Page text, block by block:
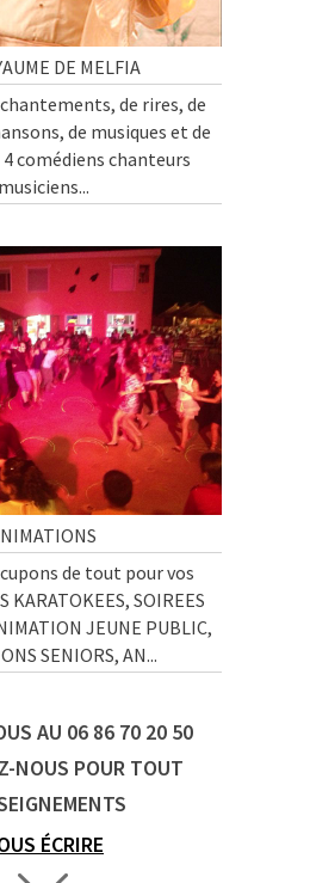
DE MELFIA
de rires, de
de musiques et de
comédiens chanteurs
musiciens...
de tout pour vos
KARATOKEES, SOIREES
JEUNE PUBLIC,
SENIORS, AN...
AU 06 86 70 20 50
NOUS POUR TOUT
ÉCRIRE